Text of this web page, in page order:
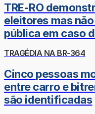
TRE-RO
eleitores mas
pública em caso
TRAGÉDIA NA BR-364
Cinco pessoas
entre carro e
são identificadas